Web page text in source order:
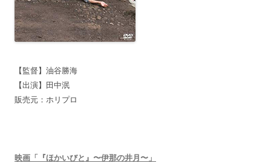
【監督】油谷勝海
【出演】田中泯
販売元：ホリプロ
映画「『ほかいびと』〜伊那の井月〜」